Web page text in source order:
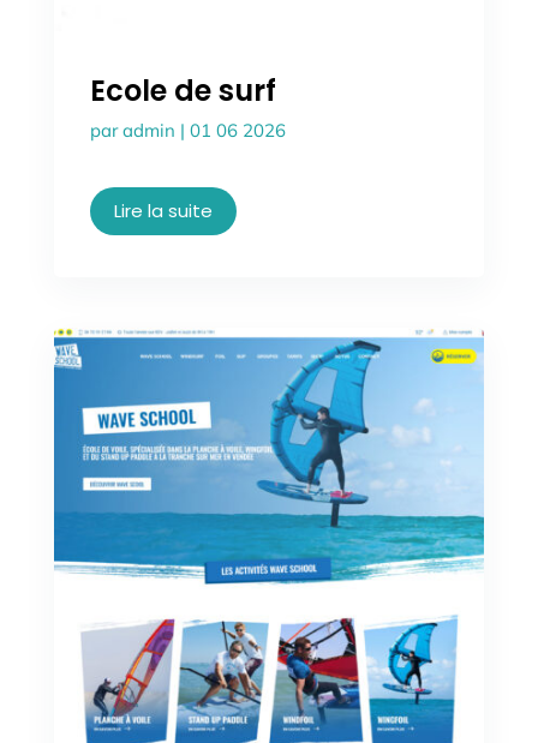
Ecole de surf
paradmin | 01 06 2026
Lire la suite